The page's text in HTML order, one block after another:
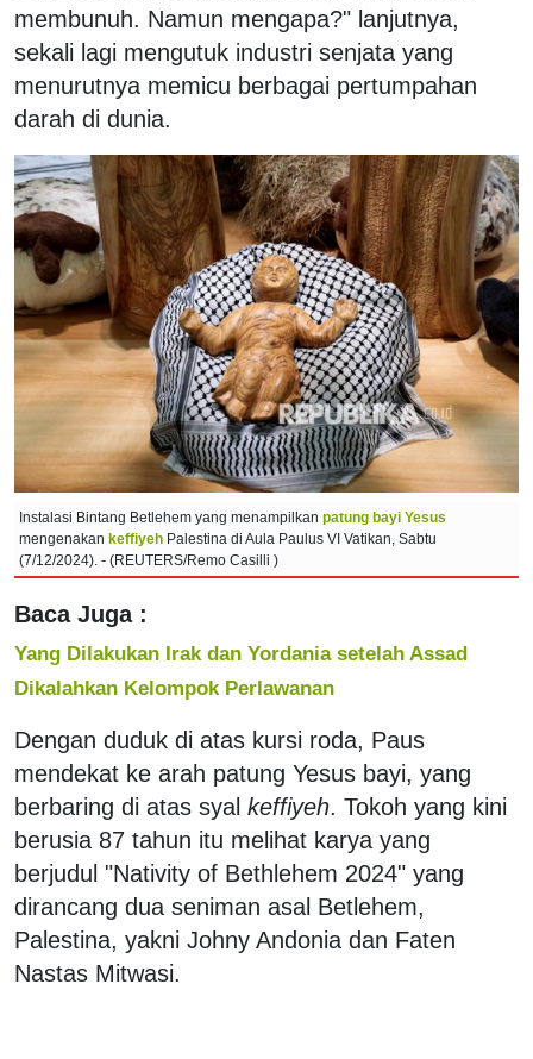
membunuh. Namun mengapa?" lanjutnya,
sekali lagi mengutuk industri senjata yang
menurutnya memicu berbagai pertumpahan
darah di dunia.
Instalasi Bintang Betlehem yang menampilkan patung bayi Yesus
mengenakan keffiyeh Palestina di Aula Paulus VI Vatikan, Sabtu
(7/12/2024). - (REUTERS/Remo Casilli )
Baca Juga :
Yang Dilakukan Irak dan Yordania setelah Assad
Dikalahkan Kelompok Perlawanan
Dengan duduk di atas kursi roda, Paus
mendekat ke arah patung Yesus bayi, yang
berbaring di atas syal keffiyeh. Tokoh yang kini
berusia 87 tahun itu melihat karya yang
berjudul "Nativity of Bethlehem 2024" yang
dirancang dua seniman asal Betlehem,
Palestina, yakni Johny Andonia dan Faten
Nastas Mitwasi.